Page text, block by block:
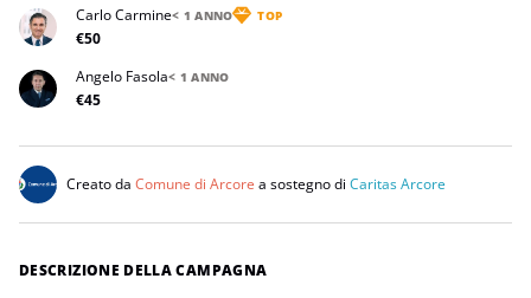
Carlo Carmine< 1 ANNO TOP
€50
Angelo Fasola< 1 ANNO
€45
Creato da Comune di Arcore a sostegno di Caritas Arcore
DESCRIZIONE DELLA CAMPAGNA